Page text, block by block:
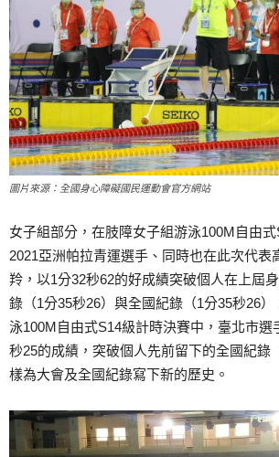
圖片來源：全國身心障礙國民運動會官方網站
女子組部分，在肢障女子組游泳100M自由式
2021亞洲帕拉青運選手、同時也在此次代表
羚，以1分32秒62的好成績突破個人在上屆
錄（1分35秒26）與全國紀錄（1分35秒26
泳100M自由式S14級計時決賽中，臺北市選
秒25的成績，突破個人先前留下的全國紀錄
樣為大會及全國紀錄寫下新的歷史。